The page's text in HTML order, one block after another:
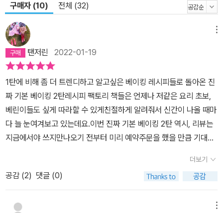
구매자 (10) 전체 (32)
탠저린 2022-01-19
1탄에 비해 좀 더 트렌디하고 알고싶은 베이킹 레시피들로 돌아온 진
짜 기본 베이킹 2탄레시피 팩토리 책들은 언제나 저같은 요리 초보,
베린이들도 싶게 따라할 수 있게친절하게 알려줘서 신간이 나올 때마
다 늘 눈여겨보고 있는데요.이번 진짜 기본 베이킹 2탄 역시, 리뷰는
지금에서야 쓰지만나오기 전부터 미리 예약주문을 했을 만큼 기대하
체를 사 모으는 것 또한 좋아해서 베이킹 책들도 꽤 가지고 있는데그
중에서도 이렇게까지 상세하고 성의있게 설명되어진 책은 정말 별로
없어요!이 아래 페이지를 보면 책이 어떤식으로 이루어져있는가 이해
가 되실텐데그림과 함께 소개되어진 도구 준비하기라던가 미리 준비
더보기
공감 (2) 댓글 (0)